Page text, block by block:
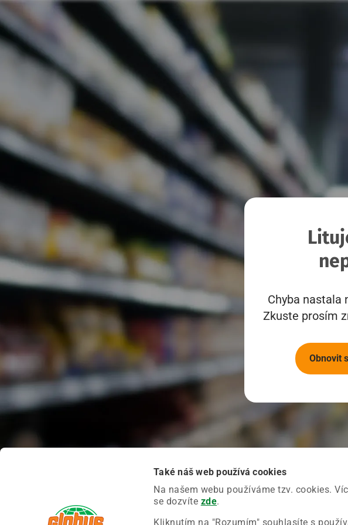
Také náš web používá cookies
Na našem webu používáme tzv. cookies.
se dozvíte zde.
Kliknutím na "Rozumím" souhlasíte s
Chyba nastala
Zkuste prosím
Obnovit